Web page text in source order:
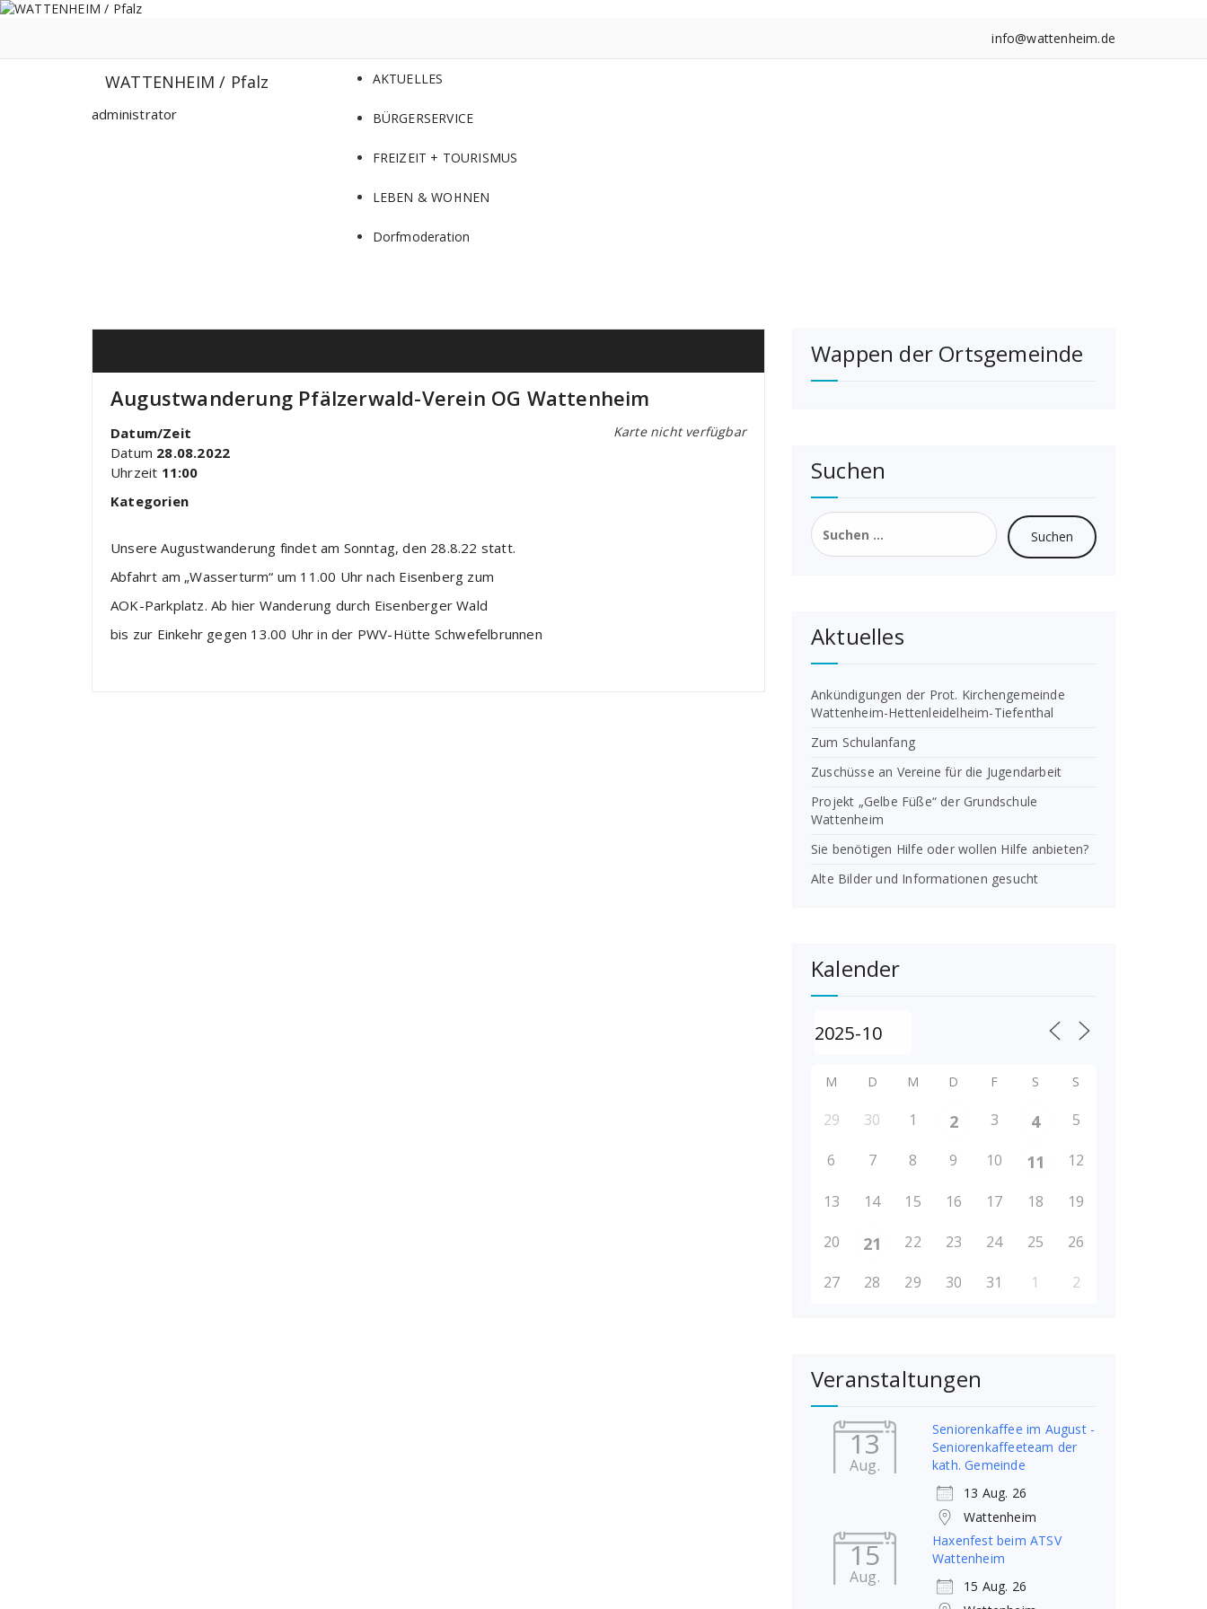
Zum
info@wattenheim.de
WATTENHEIM / Pfalz
administrator
AKTUELLES
BÜRGERSERVICE
FREIZEIT + TOURISMUS
LEBEN & WOHNEN
Dorfmoderation
Augustwanderung Pfälzerwald-Verein OG Wattenheim
Karte nicht verfügbar
Datum/Zeit
Datum 28.08.2022
Uhrzeit 11:00
Kategorien
Unsere Augustwanderung findet am Sonntag, den 28.8.22 statt.
Abfahrt am „Wasserturm“ um 11.00 Uhr nach Eisenberg zum
AOK-Parkplatz. Ab hier Wanderung durch Eisenberger Wald
bis zur Einkehr gegen 13.00 Uhr in der PWV-Hütte Schwefelbrunnen
Wappen der Ortsgemeinde
Suchen
Suchen
nach:
Aktuelles
Ankündigungen der Prot. Kirchengemeinde
Wattenheim-Hettenleidelheim-Tiefenthal
Zum Schulanfang
Zuschüsse an Vereine für die Jugendarbeit
Projekt „Gelbe Füße“ der Grundschule
Wattenheim
Sie benötigen Hilfe oder wollen Hilfe anbieten?
Alte Bilder und Informationen gesucht
Kalender
M D M D F S S
29 30 1 2 3 4 5
6 7 8 9 10 11 12
13 14 15 16 17 18 19
20 21 22 23 24 25 26
27 28 29 30 31 1 2
Veranstaltungen
13
Aug.
Seniorenkaffee im August -
Seniorenkaffeeteam der
kath. Gemeinde
13 Aug. 26
Wattenheim
15
Aug.
Haxenfest beim ATSV
Wattenheim
15 Aug. 26